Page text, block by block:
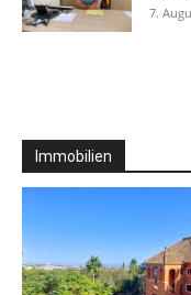
7.
Immobilien